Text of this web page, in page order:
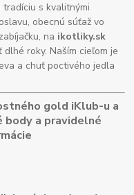
s kvalitnými
obecnú súťaž vo
na ikotliky.sk
roky. Naším cieľom je
a chuť poctivého jedla
gold iKlub-u a
body a pravidelné